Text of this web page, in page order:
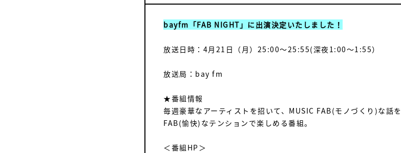
TOP
NEWS
LIVE
DISCOGRAPHY
bayfm「FAB NIGHT」に出演決定いたしました！
放送日時：4月21日（月）25:00〜25:55(深夜1:00〜1:55）
放送局：bay fm
★番組情報
毎週豪華なアーティストを招いて、MUSIC FAB(モノづくり)な話を
FAB(愉快)なテンションで楽しめる番組。
＜番組HP＞